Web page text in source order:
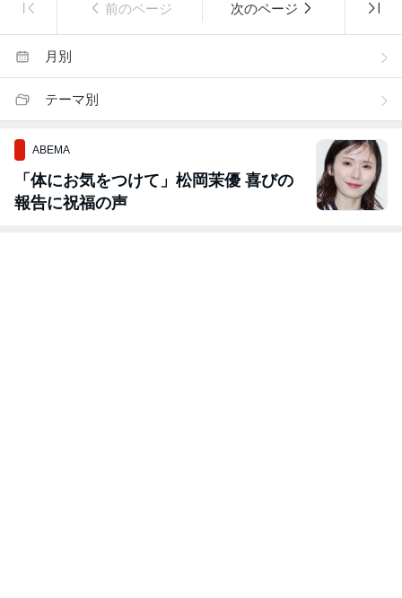
前のページ 次のページ
月別
テーマ別
ABEMA
「体にお気をつけて」松岡茉優 喜びの
報告に祝福の声